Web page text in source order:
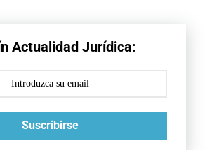
Actualidad Jurídica:
Suscribirse